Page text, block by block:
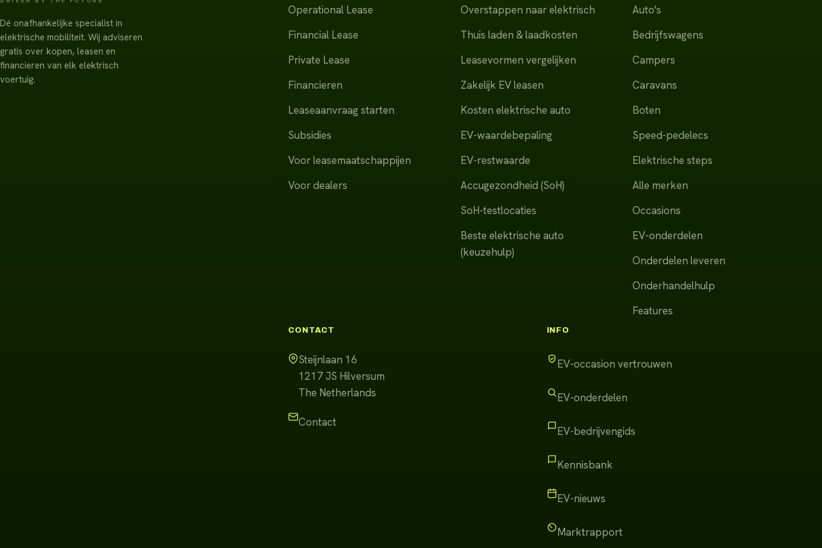
Dé onafhankelijke specialist in
elektrische mobiliteit. Wij adviseren
gratis over kopen, leasen en
financieren van elk elektrisch
voertuig.
Operational Lease
Financial Lease
Private Lease
Financieren
Leaseaanvraag starten
Subsidies
Voor leasemaatschappijen
Voor dealers
Overstappen naar elektrisch
Thuis laden & laadkosten
Leasevormen vergelijken
Zakelijk EV leasen
Kosten elektrische auto
EV-waardebepaling
EV-restwaarde
Accugezondheid (SoH)
SoH-testlocaties
Beste elektrische auto
(keuzehulp)
Auto's
Bedrijfswagens
Campers
Caravans
Boten
Speed-pedelecs
Elektrische steps
Alle merken
Occasions
EV-onderdelen
Onderdelen leveren
Onderhandelhulp
Features
CONTACT
Steijnlaan 16
1217 JS Hilversum
The Netherlands
Contact
INFO
EV-occasion vertrouwen
EV-onderdelen
EV-bedrijvengids
Kennisbank
EV-nieuws
Marktrapport